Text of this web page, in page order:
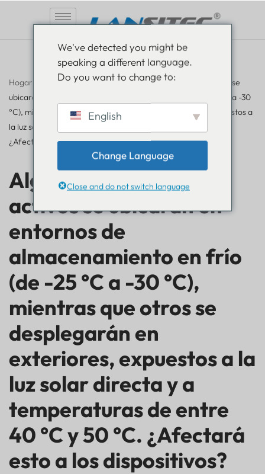
Hogar Preguntas frecuentes» Algunos de nuestros activos se
ubicarán en entornos de almacenamiento en frío (de -25 °C a -30
°C), mientras que otros se desplegarán en exteriores, expuestos a
la luz solar directa y a temperaturas de entre 40 °C y 50 °C.
¿Afectará esto a los dispositivos?
Algunos de nuestros
activos se ubicarán en
entornos de
almacenamiento en frío
(de -25 °C a -30 °C),
mientras que otros se
desplegarán en
exteriores, expuestos a la
luz solar directa y a
temperaturas de entre
40 °C y 50 °C. ¿Afectará
esto a los dispositivos?
We've detected you might be
speaking a different language.
Do you want to change to:
English
Change Language
Close and do not switch language